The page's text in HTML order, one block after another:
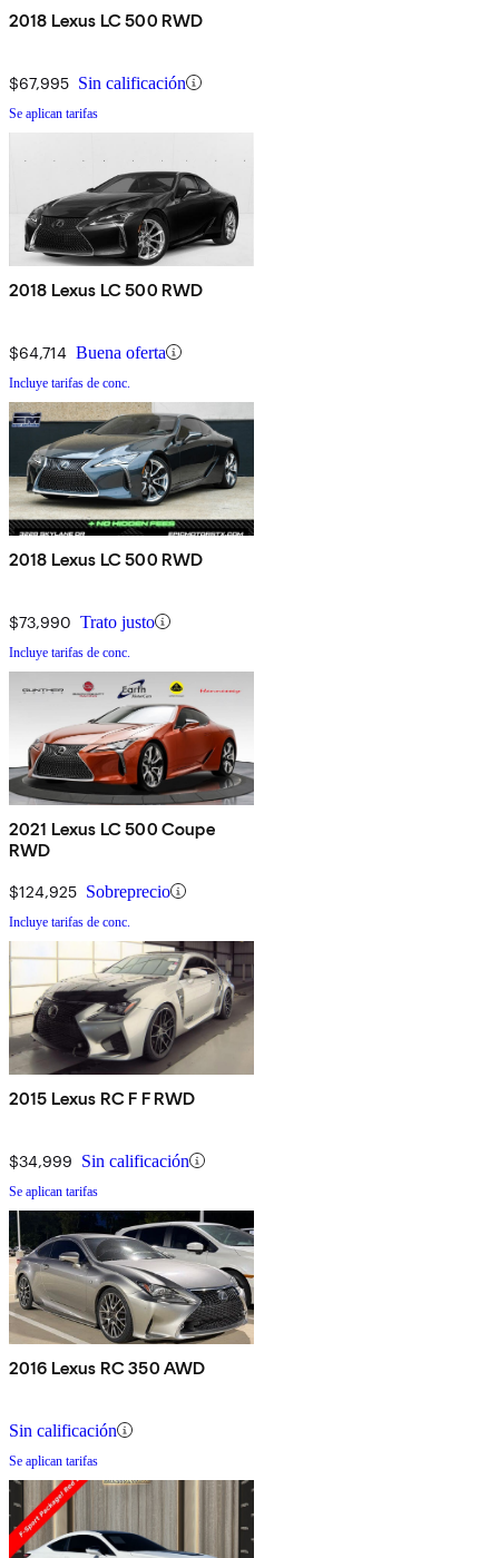
2018 Lexus LC 500 RWD
$67,995 Sin calificación
Se aplican tarifas
2018 Lexus LC 500 RWD
$64,714 Buena oferta
Incluye tarifas de conc.
2018 Lexus LC 500 RWD
$73,990 Trato justo
Incluye tarifas de conc.
2021 Lexus LC 500 Coupe
RWD
$124,925 Sobreprecio
Incluye tarifas de conc.
2015 Lexus RC F F RWD
$34,999 Sin calificación
Se aplican tarifas
2016 Lexus RC 350 AWD
Sin calificación
Se aplican tarifas